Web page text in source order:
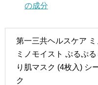
の成分
第一三共ヘルスケア ミ
ミノモイスト ぷるぷる
り肌マスク (4枚入) シ
ク